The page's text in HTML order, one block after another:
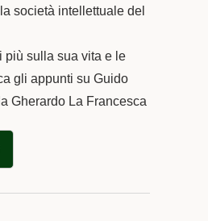
società intellettuale del
più sulla sua vita e le
gli appunti su Guido
Gherardo La Francesca